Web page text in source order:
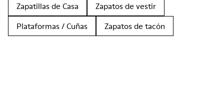
Zapatillas de Casa
Zapatos de vestir
Plataformas / Cuñas
Zapatos de tacón